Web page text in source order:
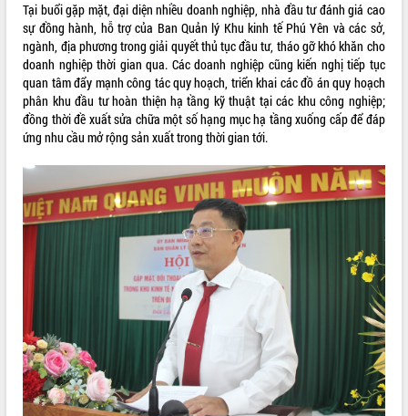
Bí thư Tỉnh ủy Lương Nguyễn Minh
Triết thăm, tặng quà người có công với
cách mạng
Rà soát, hoàn thiện hệ thống thiết chế
văn hóa, thể thao đáp ứng yêu cầu
phát triển mới
Thường trực HĐND tỉnh Đắk Lắk gặp
mặt Đoàn chuyên gia y tế TP. Hồ Chí
Minh
Lễ truy điệu và an táng hài cốt liệt sĩ
tại Nghĩa trang Liệt sĩ xã Sơn Hòa
Bàn giải pháp tháo gỡ khó khăn trong
xuất khẩu sầu riêng và triển khai quy
định EUDR
Thứ trưởng Bộ Nông nghiệp và Môi
trường Nguyễn Hoàng Hiệp khảo sát
vùng trồng và doanh nghiệp đóng gói
sầu riêng tại Đắk Lắk
Trình diễn nghệ thuật chế biến các
món ăn từ sầu riêng
Đắk Lắk công bố Quy hoạch và xúc
LIÊN KẾT WEB
THỐNG KÊ TRUY CẬP
Hôm nay:
30997
Tất cả:
Tại buổi gặp mặt, đại diện nhiều doanh nghiệp, nhà đầu tư đánh giá cao
sự đồng hành, hỗ trợ của Ban Quản lý Khu kinh tế Phú Yên và các sở,
ngành, địa phương trong giải quyết thủ tục đầu tư, tháo gỡ khó khăn cho
doanh nghiệp thời gian qua. Các doanh nghiệp cũng kiến nghị tiếp tục
quan tâm đẩy mạnh công tác quy hoạch, triển khai các đồ án quy hoạch
phân khu đầu tư hoàn thiện hạ tầng kỹ thuật tại các khu công nghiệp;
đồng thời đề xuất sửa chữa một số hạng mục hạ tầng xuống cấp để đáp
ứng nhu cầu mở rộng sản xuất trong thời gian tới.